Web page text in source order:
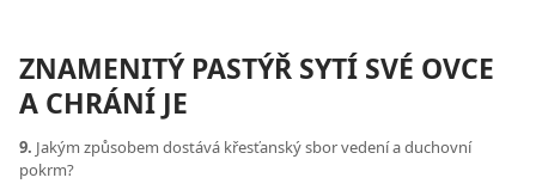
ZNAMENITÝ PASTÝŘ SYTÍ SVÉ OVCE
A CHRÁNÍ JE
9. Jakým způsobem dostává křesťanský sbor vedení a duchovní
pokrm?